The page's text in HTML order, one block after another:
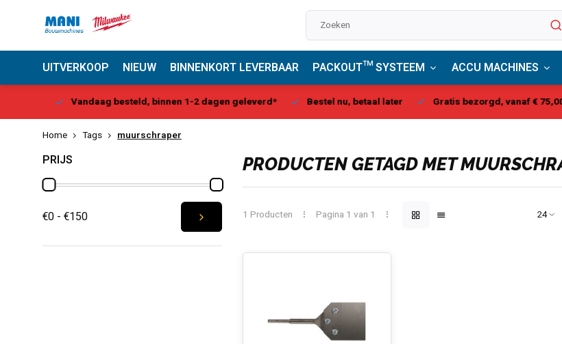
UITVERKOOP NIEUW BINNENKORT LEVERBAAR PACKOUT™ SYSTEEM ACCU MACHINES
Vandaag besteld, binnen 1-2 dagen geleverd* Bestel nu, betaal later Gratis bezorgd, vanaf € 75,00
Home Tags muurschraper
PRIJS
€0 - €150
PRODUCTEN GETAGD MET
1 Producten Pagina 1 van 1